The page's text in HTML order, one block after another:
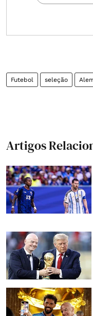
Futebol seleção
Artigos